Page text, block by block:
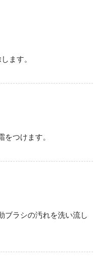
ます。
つけます。
ブラシの汚れを洗い流し